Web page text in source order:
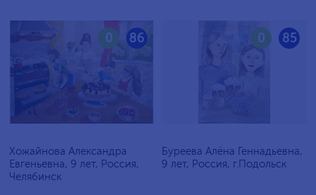
86
0
Хожайнова Александра
Евгеньевна, 9 лет, Россия,
Челябинск
85
0
Буреева Алёна Геннадьевна,
9 лет, Россия, г.Подольск